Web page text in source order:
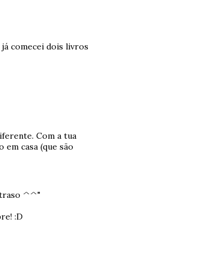
comecei dois livros
Com a tua
casa (que são
^^"
:D